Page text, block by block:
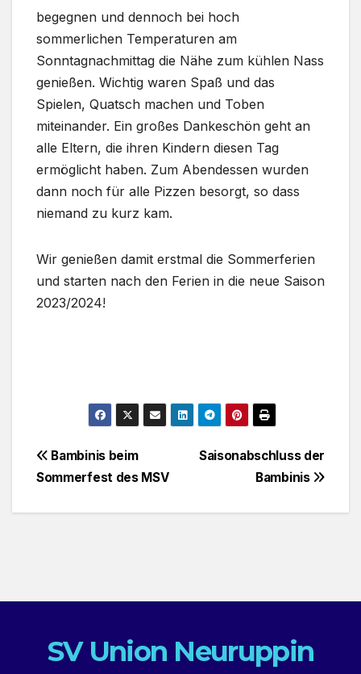
begegnen und dennoch bei hoch
sommerlichen Temperaturen am
Sonntagnachmittag die Nähe zum kühlen Nass
genießen. Wichtig waren Spaß und das
Spielen, Quatsch machen und Toben
miteinander. Ein großes Dankeschön geht an
alle Eltern, die ihren Kindern diesen Tag
ermöglicht haben. Zum Abendessen wurden
dann noch für alle Pizzen besorgt, so dass
niemand zu kurz kam.
Wir genießen damit erstmal die Sommerferien
und starten nach den Ferien in die neue Saison
2023/2024!
Beitragsnavigation
Saisonabschluss der
Bambinis
Bambinis beim
Sommerfest des MSV
SV Union Neuruppin